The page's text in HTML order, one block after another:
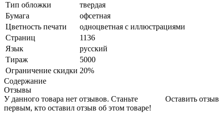
Тип обложки
твердая
Бумага
офсетная
Цветность печати
одноцветная с иллюстрациями
Страниц
1136
Язык
русский
Тираж
5000
Ограничение скидки 20%
Содержание
Отзывы
Оставить отзыв
У данного товара нет отзывов. Станьте
первым, кто оставил отзыв об этом товаре!